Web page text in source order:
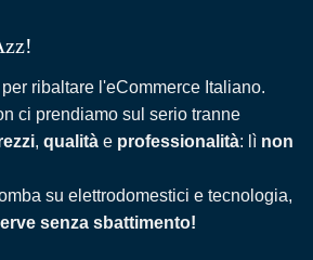
ribaltare l'eCommerce Italiano.
ci prendiamo sul serio tranne
, qualità e professionalità: lì non
su elettrodomestici e tecnologia,
senza sbattimento!